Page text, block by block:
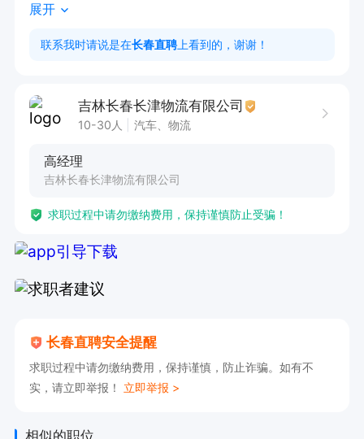
展开
联系我时请说是在长春直聘 上看到的，谢谢！
吉林长春长津物流有限公司
10-30人 汽车、物流
高经理
吉林长春长津物流有限公司
求职过程中请勿缴纳费用，保持谨慎防止受骗！
长春直聘安全提醒
求职过程中请勿缴纳费用，保持谨慎，防止诈骗。如有不
实，请立即举报！ 立即举报 >
相似的职位